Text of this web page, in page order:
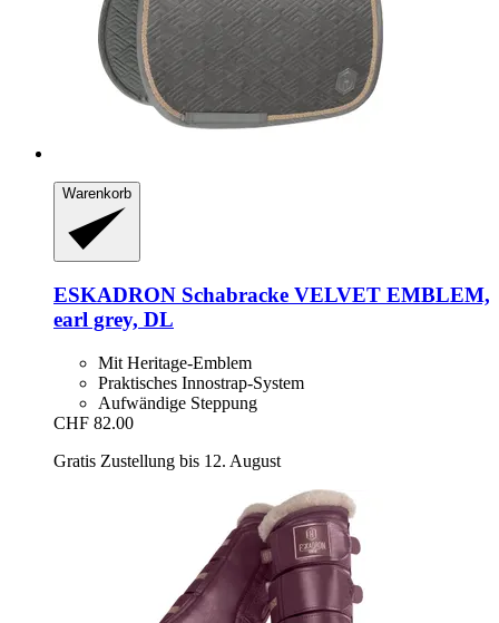
Warenkorb
ESKADRON Schabracke VELVET EMBLEM,
earl grey, DL
Mit Heritage-Emblem
Praktisches Innostrap-System
Aufwändige Steppung
CHF 82.00
Gratis Zustellung bis 12. August